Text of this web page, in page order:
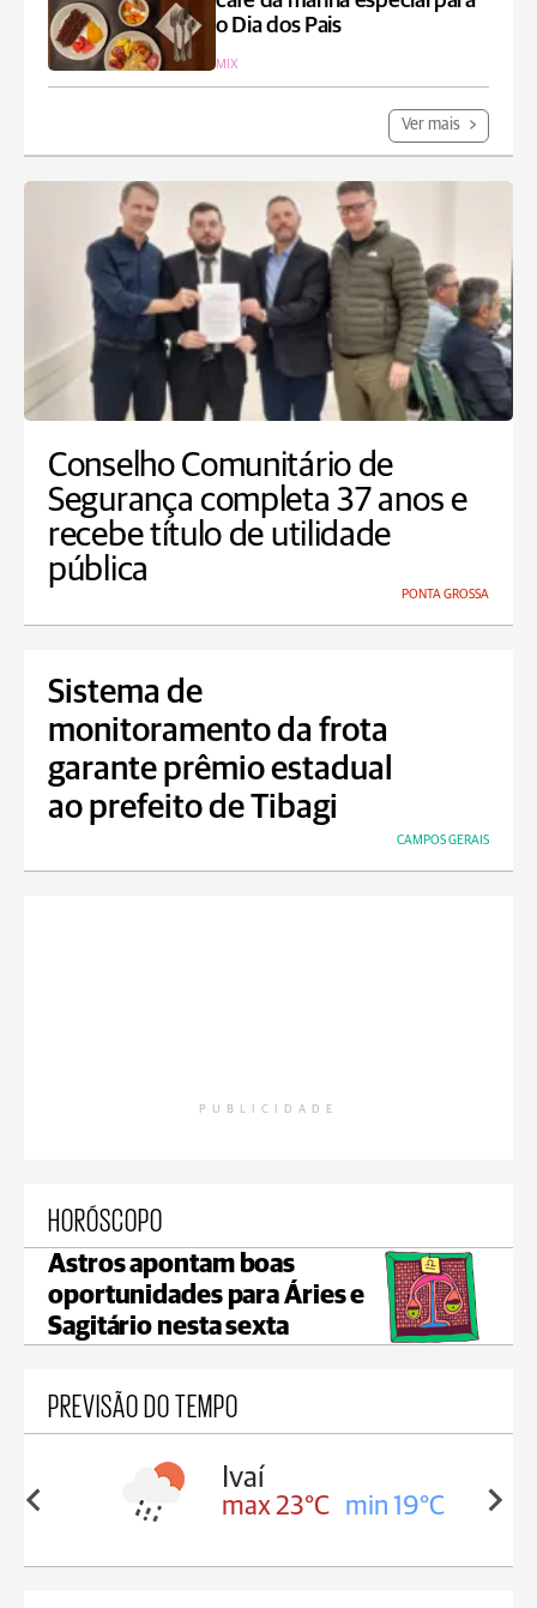
o Dia dos Pais
MIX
Ver mais
Conselho Comunitário de
Segurança completa 37 anos e
recebe título de utilidade
pública
PONTA GROSSA
Sistema de
monitoramento da frota
garante prêmio estadual
ao prefeito de Tibagi
CAMPOS GERAIS
PUBLICIDADE
HORÓSCOPO
Astros apontam boas
oportunidades para Áries e
Sagitário nesta sexta
PREVISÃO DO TEMPO
17°C
Ivaí
max 23°C min 19°C